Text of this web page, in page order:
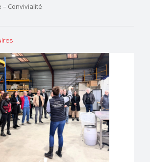
– Convivialité